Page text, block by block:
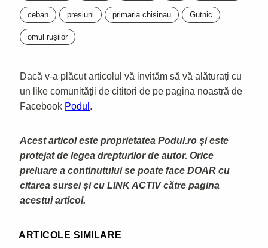
ceban presiuni primaria chisinau Gutnic
omul rușilor
Dacă v-a plăcut articolul vă invităm să vă alăturați cu
un like comunității de cititori de pe pagina noastră de
Facebook Podul .
Acest articol este proprietatea Podul.ro și este
protejat de legea drepturilor de autor. Orice
preluare a continutului se poate face DOAR cu
citarea sursei și cu LINK ACTIV către pagina
acestui articol.
ARTICOLE SIMILARE